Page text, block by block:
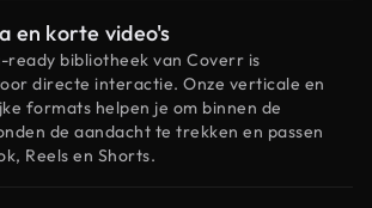
en korte video's
ready bibliotheek van Coverr is
directe interactie. Onze verticale en
formats helpen je om binnen de
de aandacht te trekken en passen
Reels en Shorts.